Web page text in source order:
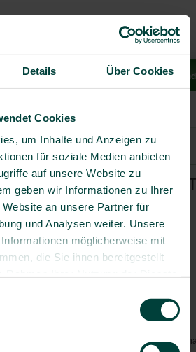
Details Über Cookies
Cookies
um Inhalte und Anzeigen zu
für soziale Medien anbieten
auf unsere Website zu
geben wir Informationen zu Ihrer
an unsere Partner für
und Analysen weiter. Unsere
möglicherweise mit
die Sie ihnen bereitgestellt
Krankheiten Reisetipps
zurück zur Übersicht
Schlafkrankheit
Erreger
Trypanosoma brucei, ein Parasit.
Verbreitungsgebiete
Subsahara-Afrika.
Stiche der Tsetsefliege.
Tage bis Wochen, manchmal